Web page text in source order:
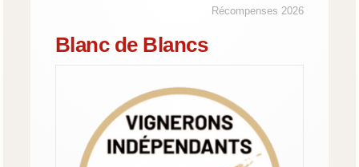
Récompenses 2026
Blanc de Blancs